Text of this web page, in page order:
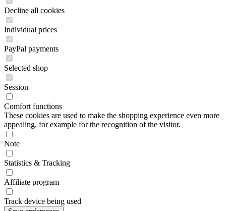
Decline all cookies
Individual prices
PayPal payments
Selected shop
Session
Comfort functions
These cookies are used to make the shopping experience even more
appealing, for example for the recognition of the visitor.
Note
Statistics & Tracking
Affiliate program
Track device being used